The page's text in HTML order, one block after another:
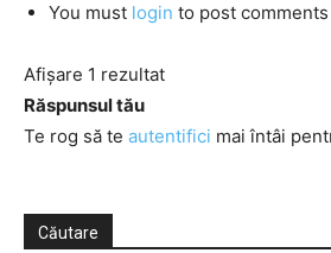
You must login to post comments
Afișare 1 rezultat
Răspunsul tău
Te rog să te autentifici mai întâi
Căutare